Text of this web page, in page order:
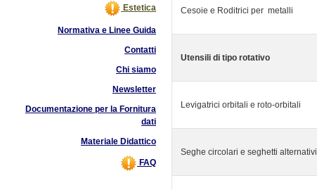
Estetica
Normativa e Linee Guida
Contatti
Chi siamo
Newsletter
Documentazione per la Fornitura
dati
Materiale Didattico
FAQ
Cesoie e Roditrici per metalli
Utensili di tipo rotativo
Levigatrici orbitali e roto-orbitali
Seghe circolari e seghetti alternativi